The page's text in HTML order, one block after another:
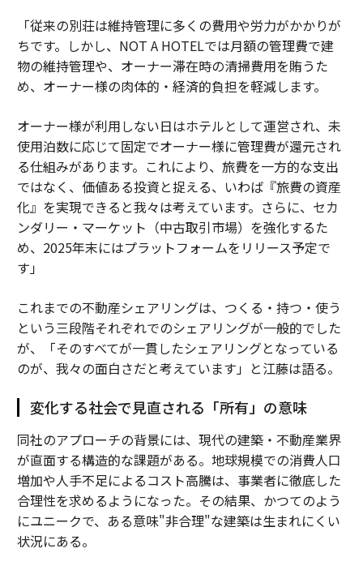
「従来の別荘は維持管理に多くの費用や労力がかかりが
ちです。しかし、NOT A HOTELでは月額の管理費で建
物の維持管理や、オーナー滞在時の清掃費用を賄うた
め、オーナー様の肉体的・経済的負担を軽減します。
オーナー様が利用しない日はホテルとして運営され、未
使用泊数に応じて固定でオーナー様に管理費が還元され
る仕組みがあります。これにより、旅費を一方的な支出
ではなく、価値ある投資と捉える、いわば『旅費の資産
化』を実現できると我々は考えています。さらに、セカ
ンダリー・マーケット（中古取引市場）を強化するた
め、2025年末にはプラットフォームをリリース予定で
す」
これまでの不動産シェアリングは、つくる・持つ・使う
という三段階それぞれでのシェアリングが一般的でした
が、「そのすべてが一貫したシェアリングとなっている
のが、我々の面白さだと考えています」と江藤は語る。
変化する社会で見直される「所有」の意味
同社のアプローチの背景には、現代の建築・不動産業界
が直面する構造的な課題がある。地球規模での消費人口
増加や人手不足によるコスト高騰は、事業者に徹底した
合理性を求めるようになった。その結果、かつてのよう
にユニークで、ある意味"非合理"な建築は生まれにくい
状況にある。